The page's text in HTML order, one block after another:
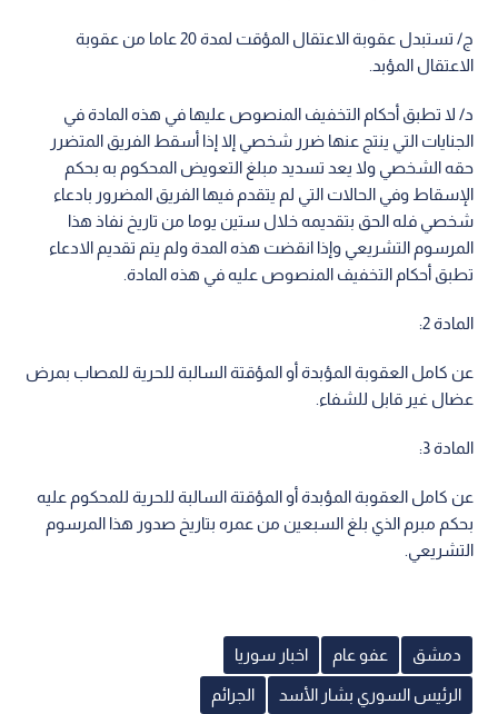
ج/ تستبدل عقوبة الاعتقال المؤقت لمدة 20 عاما من عقوبة
الاعتقال المؤبد.
د/ لا تطبق أحكام التخفيف المنصوص عليها في هذه المادة في
الجنايات التي ينتج عنها ضرر شخصي إلا إذا أسقط الفريق المتضرر
حقه الشخصي ولا يعد تسديد مبلغ التعويض المحكوم به بحكم
الإسقاط وفي الحالات التي لم يتقدم فيها الفريق المضرور بادعاء
شخصي فله الحق بتقديمه خلال ستين يوما من تاريخ نفاذ هذا
المرسوم التشريعي وإذا انقضت هذه المدة ولم يتم تقديم الادعاء
تطبق أحكام التخفيف المنصوص عليه في هذه المادة.
المادة 2:
عن كامل العقوبة المؤبدة أو المؤقتة السالبة للحرية للمصاب بمرض
عضال غير قابل للشفاء.
المادة 3:
عن كامل العقوبة المؤبدة أو المؤقتة السالبة للحرية للمحكوم عليه
بحكم مبرم الذي بلغ السبعين من عمره بتاريخ صدور هذا المرسوم
التشريعي.
دمشق عفو عام اخبار سوريا
الرئيس السوري بشار الأسد الجرائم